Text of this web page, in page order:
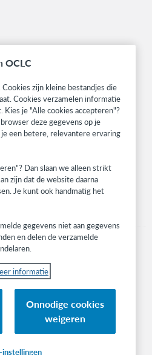
research, events, and much more—
cookie-instellingen Privacybeleid
OCLC
zijn kleine bestandjes die
Cookies verzamelen informatie
je "Alle cookies accepteren"?
deze gegevens op je
een betere, relevantere ervaring
Dan slaan we alleen strikt
zijn dat de website daarna
Je kunt ook handmatig het
gegevens niet aan gegevens
en delen de verzamelde
informatie
Onnodige cookies
weigeren